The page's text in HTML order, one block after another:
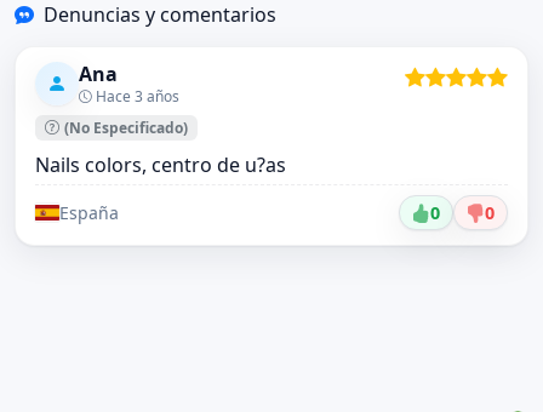
Denuncias y comentarios
Ana
Hace 3 años
(No Especificado)
Nails colors, centro de u?as
España 0 0